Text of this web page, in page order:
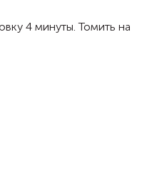
4 минуты. Томить на